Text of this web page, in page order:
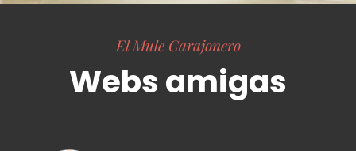
El Mule Carajonero
Webs amigas